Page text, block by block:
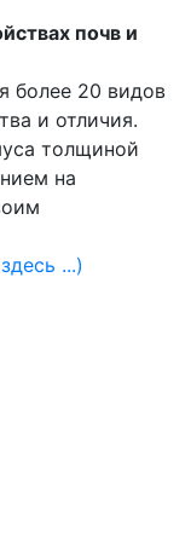
почв и
более 20 видов
и отличия.
толщиной
на
...)